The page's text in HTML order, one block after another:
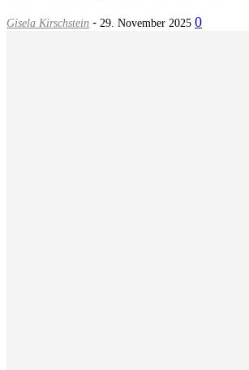
Gisela Kirschstein - 29. November 2025 0